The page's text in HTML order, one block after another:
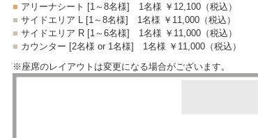
■ アリーナシート [1～8名様] 1名様 ￥12,100 （税込）
■ サイドエリア L [1～8名様] 1名様 ￥11,000 （税込）
■ サイドエリア R [1～6名様] 1名様 ￥11,000 （税込）
■ カウンター [2名様 or 1名様] 1名様 ￥11,000 （税込）
※座席のレイアウトは変更になる場合がございます。